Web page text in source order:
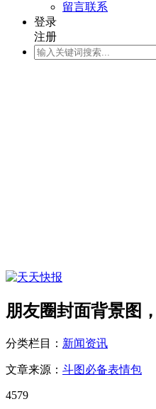
留言联系
登录
注册
朋友圈封面背景图
分类栏目： 新闻资讯
文章来源： 斗图必备表情包
4579